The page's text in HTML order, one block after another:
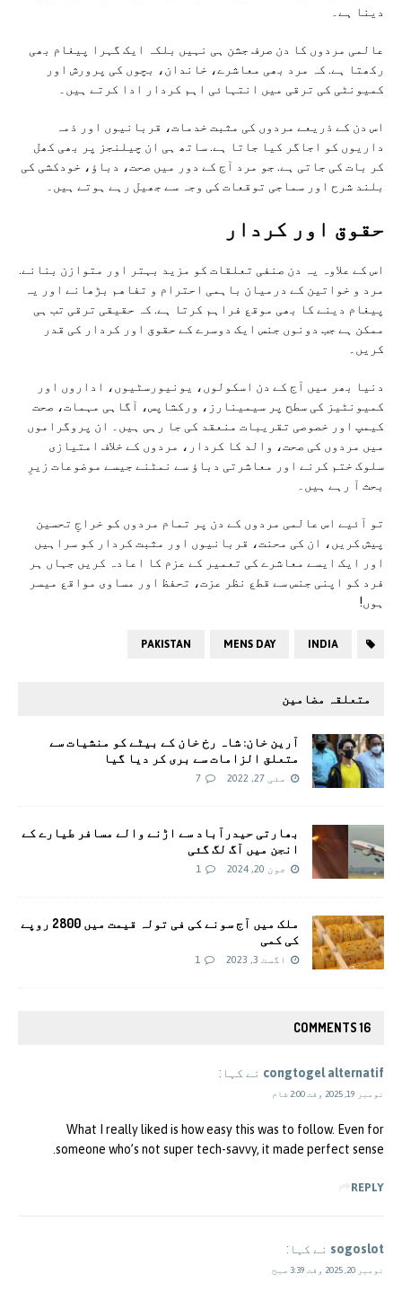
دینا ہے۔
عالمی مردوں کا دن صرف جشن ہی نہیں بلکہ ایک گہرا پیغام بھی
رکھتا ہے. کہ مرد بھی معاشرے، خاندان، بچوں کی پرورش اور
کمیونٹی کی ترقی میں انتہائی اہم کردار ادا کرتے ہیں۔
اس دن کے ذریعے مردوں کی مثبت خدمات، قربانیوں اور ذمہ
داریوں کو اجاگر کیا جاتا ہے. ساتھ ہی ان چیلنجز پر بھی کھل
کر بات کی جاتی ہے. جو مرد آج کے دور میں صحت، دباؤ، خودکشی کی
بلند شرح اور سماجی توقعات کی وجہ سے جھیل رہے ہوتے ہیں۔
حقوق اور کردار
اس کے علاوہ یہ دن صنفی تعلقات کو مزید بہتر اور متوازن بنانے.
مرد و خواتین کے درمیان باہمی احترام و تفاهم بڑھانے اور یہ
پیغام دینے کا بھی موقع فراہم کرتا ہے. کہ حقیقی ترقی تب ہی
ممکن ہے جب دونوں جنس ایک دوسرے کے حقوق اور کردار کی قدر
کریں۔
دنیا بھر میں آج کے دن اسکولوں، یونیورسٹیوں، اداروں اور
کمیونٹیز کی سطح پر سیمینارز، ورکشاپس، آگاہی مہمات، صحت
کیمپ اور خصوصی تقریبات منعقد کی جا رہی ہیں۔ ان پروگراموں
میں مردوں کی صحت، والد کا کردار، مردوں کے خلاف امتیازی
سلوک ختم کرنے اور معاشرتی دباؤ سے نمٹنے جیسے موضوعات زیرِ
بحث آ رہے ہیں۔
تو آئیے اس عالمی مردوں کے دن پر تمام مردوں کو خراجِ تحسین
پیش کریں، ان کی محنت، قربانیوں اور مثبت کردار کو سراہیں
اور ایک ایسے معاشرے کی تعمیر کے عزم کا اعادہ کریں جہاں ہر
فرد کو اپنی جنس سے قطع نظر عزت، تحفظ اور مساوی مواقع میسر
ہوں!
INDIA
MENS DAY
PAKISTAN
متعلقہ مضامین
آرین خان: شاہ رخ خان کے بیٹے کو منشیات سے
متعلق الزامات سے بری کر دیا گیا
مئی 27, 2022 7
بھارتی حیدرآباد سے اڑنے والے مسافر طیارے کے
انجن میں آگ لگ گئی
جون 20, 2024 1
ملک میں آج سونے کی فی تولہ قیمت میں 2800 روپے
کی کمی
اگست 3, 2023 1
16 COMMENTS
congtogel alternatif نے کہا:
نومبر 19, 2025 وقت 2:00 شام
What I really liked is how easy this was to follow. Even for
someone who’s not super tech-savvy, it made perfect sense.
REPLY
sogoslot نے کہا:
نومبر 20, 2025 وقت 3:39 صبح